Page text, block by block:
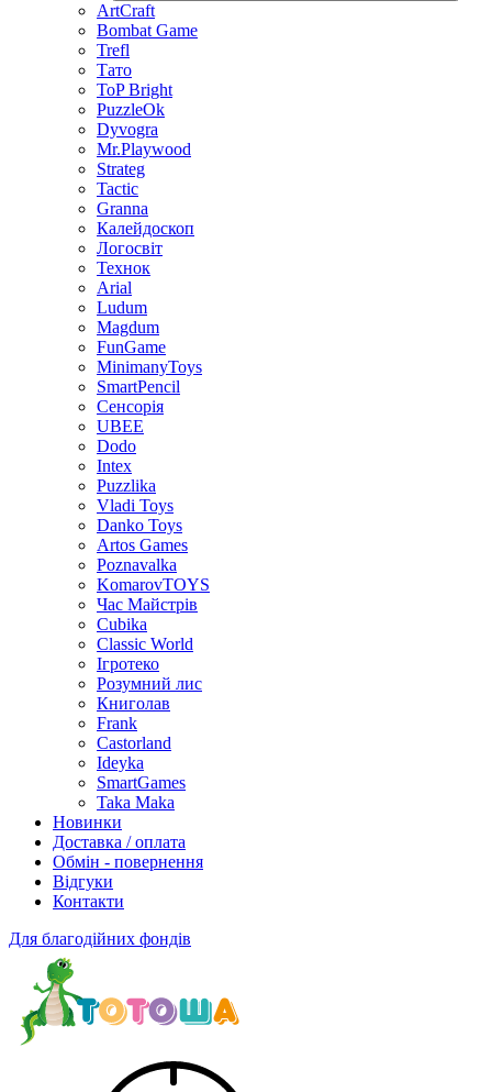
ArtCraft
Bombat Game
Trefl
Тато
ToP Bright
PuzzleOk
Dyvogra
Mr.Playwood
Strateg
Tactic
Granna
Калейдоскоп
Логосвіт
Технок
Arial
Ludum
Magdum
FunGame
MinimanyToys
SmartPencil
Сенсорія
UBEE
Dodo
Intex
Puzzlika
Vladi Toys
Danko Toys
Artos Games
Poznavalka
KomarovTOYS
Час Майстрів
Cubika
Classic World
Ігротеко
Розумний лис
Книголав
Frank
Castorland
Ideyka
SmartGames
Taka Maka
Новинки
Доставка / оплата
Обмін - повернення
Відгуки
Контакти
Для благодійних фондів